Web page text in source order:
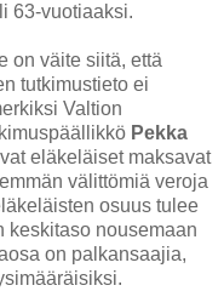
63-vuotiaaksi.
on väite siitä, että
tutkimustieto ei
Valtion
Pekka
eläkeläiset maksavat
välittömiä veroja
osuus tulee
keskitaso nousemaan
on palkansaajia,